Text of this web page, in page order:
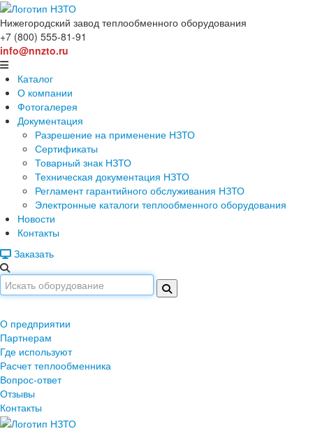
Нижегородский завод теплообменного оборудования
+7 (800) 555-81-91
info@nnzto.ru
Каталог
О компании
Фотогалерея
Документация
Разрешение на применение НЗТО
Сертификаты
Товарный знак НЗТО
Техническая документация НЗТО
Регламент гарантийного обслуживания НЗТО
Электронные каталоги теплообменного оборудования
Новости
Контакты
Заказать
О предприятии
Партнерам
Где используют
Расчет теплообменника
Вопрос-ответ
Отзывы
Контакты